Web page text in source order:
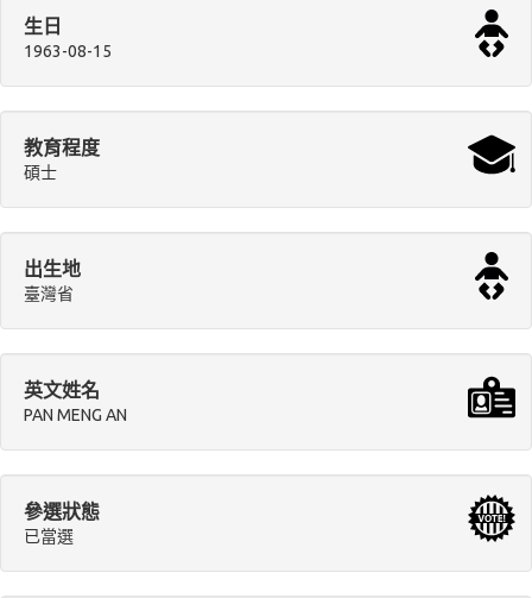
生日
1963-08-15
教育程度
碩士
出生地
臺灣省
英文姓名
PAN MENG AN
參選狀態
已當選